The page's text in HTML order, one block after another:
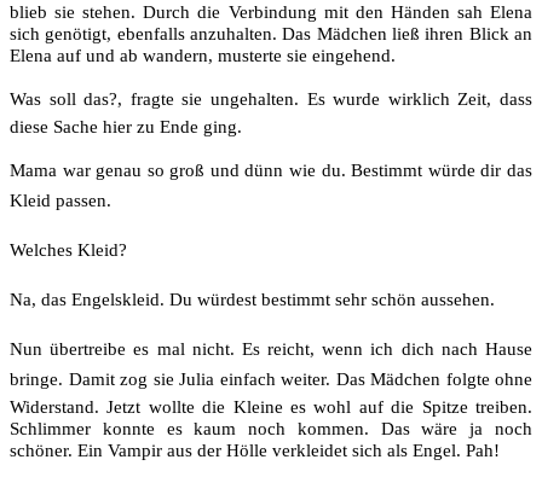
blieb sie stehen. Durch die Verbindung mit den Händen sah Elena
sich genötigt, ebenfalls anzuhalten. Das Mädchen ließ ihren Blick an
Elena auf und ab wandern, musterte sie eingehend.
Was soll das?, fragte sie ungehalten. Es wurde wirklich Zeit, dass
diese Sache hier zu Ende ging.
Mama war genau so groß und dünn wie du. Bestimmt würde dir das
Kleid passen.
Welches Kleid?
Na, das Engelskleid. Du würdest bestimmt sehr schön aussehen.
Nun übertreibe es mal nicht. Es reicht, wenn ich dich nach Hause
bringe. Damit zog sie Julia einfach weiter. Das Mädchen folgte ohne
Widerstand. Jetzt wollte die Kleine es wohl auf die Spitze treiben.
Schlimmer konnte es kaum noch kommen. Das wäre ja noch
schöner. Ein Vampir aus der Hölle verkleidet sich als Engel. Pah!